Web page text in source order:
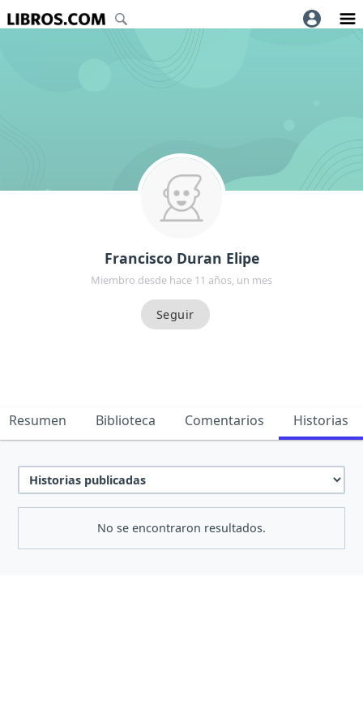
Francisco Duran Elipe
Miembro desde hace 11 años, un mes
Resumen Biblioteca Comentarios Historias
No se encontraron resultados.